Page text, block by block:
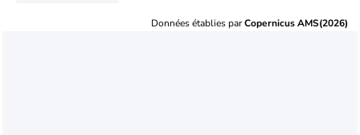
Données établies parCopernicus AMS(2026)